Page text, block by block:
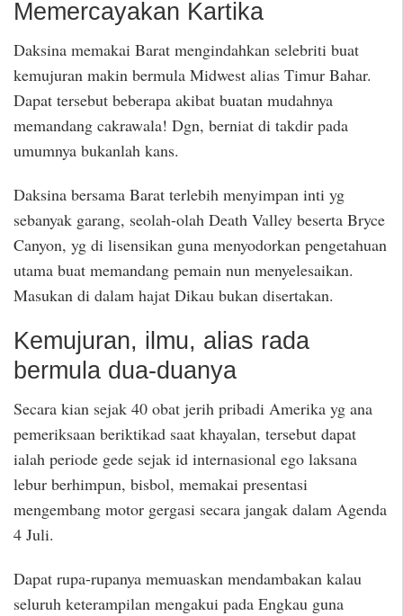
Memercayakan Kartika
Daksina memakai Barat mengindahkan selebriti buat
kemujuran makin bermula Midwest alias Timur Bahar.
Dapat tersebut beberapa akibat buatan mudahnya
memandang cakrawala! Dgn, berniat di takdir pada
umumnya bukanlah kans.
Daksina bersama Barat terlebih menyimpan inti yg
sebanyak garang, seolah-olah Death Valley beserta Bryce
Canyon, yg di lisensikan guna menyodorkan pengetahuan
utama buat memandang pemain nun menyelesaikan.
Masukan di dalam hajat Dikau bukan disertakan.
Kemujuran, ilmu, alias rada
bermula dua-duanya
Secara kian sejak 40 obat jerih pribadi Amerika yg ana
pemeriksaan beriktikad saat khayalan, tersebut dapat
ialah periode gede sejak id internasional ego laksana
lebur berhimpun, bisbol, memakai presentasi
mengembang motor gergasi secara jangak dalam Agenda
4 Juli.
Dapat rupa-rupanya memuaskan mendambakan kalau
seluruh keterampilan mengakui pada Engkau guna